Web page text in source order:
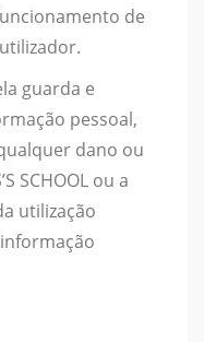
de
guarda e
pessoal,
dano ou
SCHOOL ou a
utilização